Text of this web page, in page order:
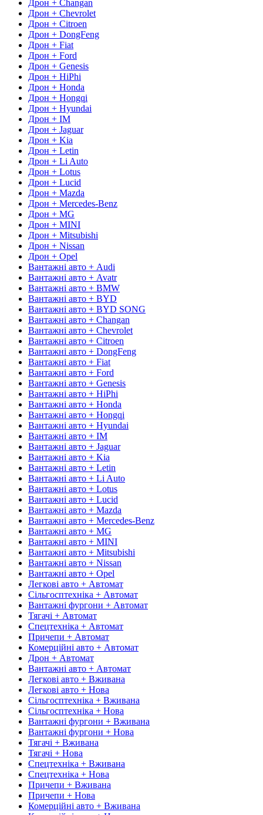
Дрон + Changan
Дрон + Chevrolet
Дрон + Citroen
Дрон + DongFeng
Дрон + Fiat
Дрон + Ford
Дрон + Genesis
Дрон + HiPhi
Дрон + Honda
Дрон + Hongqi
Дрон + Hyundai
Дрон + IM
Дрон + Jaguar
Дрон + Kia
Дрон + Letin
Дрон + Li Auto
Дрон + Lotus
Дрон + Lucid
Дрон + Mazda
Дрон + Mercedes-Benz
Дрон + MG
Дрон + MINI
Дрон + Mitsubishi
Дрон + Nissan
Дрон + Opel
Вантажні авто + Audi
Вантажні авто + Avatr
Вантажні авто + BMW
Вантажні авто + BYD
Вантажні авто + BYD SONG
Вантажні авто + Changan
Вантажні авто + Chevrolet
Вантажні авто + Citroen
Вантажні авто + DongFeng
Вантажні авто + Fiat
Вантажні авто + Ford
Вантажні авто + Genesis
Вантажні авто + HiPhi
Вантажні авто + Honda
Вантажні авто + Hongqi
Вантажні авто + Hyundai
Вантажні авто + IM
Вантажні авто + Jaguar
Вантажні авто + Kia
Вантажні авто + Letin
Вантажні авто + Li Auto
Вантажні авто + Lotus
Вантажні авто + Lucid
Вантажні авто + Mazda
Вантажні авто + Mercedes-Benz
Вантажні авто + MG
Вантажні авто + MINI
Вантажні авто + Mitsubishi
Вантажні авто + Nissan
Вантажні авто + Opel
Легкові авто + Автомат
Сільгосптехніка + Автомат
Вантажні фургони + Автомат
Тягачі + Автомат
Спецтехніка + Автомат
Причепи + Автомат
Комерційні авто + Автомат
Дрон + Автомат
Вантажні авто + Автомат
Легкові авто + Вживана
Легкові авто + Нова
Сільгосптехніка + Вживана
Сільгосптехніка + Нова
Вантажні фургони + Вживана
Вантажні фургони + Нова
Тягачі + Вживана
Тягачі + Нова
Спецтехніка + Вживана
Спецтехніка + Нова
Причепи + Вживана
Причепи + Нова
Комерційні авто + Вживана